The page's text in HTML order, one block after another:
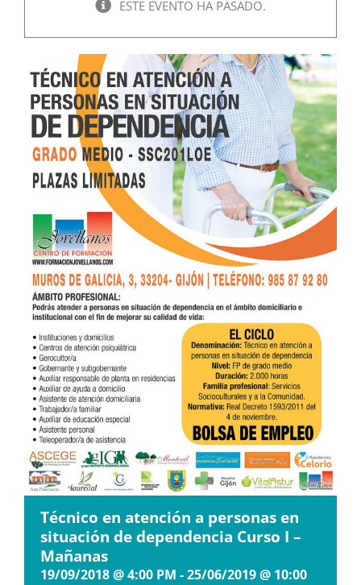
ESTE EVENTO HA PASADO.
Técnico en atención a personas en
situación de dependencia Curso I –
Mañanas
19/09/2018 @ 4:00 PM -25/06/2019 @ 10:00